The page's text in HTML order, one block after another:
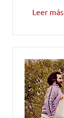
Leer más